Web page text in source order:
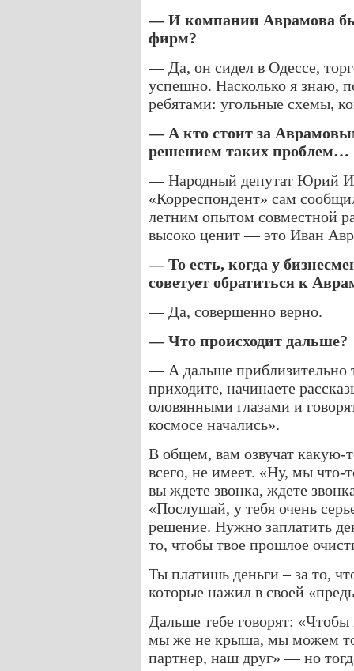
— И компании Аврамова
фирм?
— Да, он сидел в Одессе,
успешно. Насколько я знаю,
ребятами: угольные схемы,
— А кто стоит за
решением таких проблем…
— Народный депутат Юрий
«Корреспондент» сам
летним опытом совместной
высоко ценит — это Иван
— То есть, когда у
советует обратиться к
— Да, совершенно верно.
— Что происходит дальше?
— А дальше приблизительно
приходите, начинаете
оловянными глазами и
космосе начались».
В общем, вам озвучат какую-
всего, не имеет. «Ну, мы
вы ждете звонка, ждете
«Послушай, у тебя очень
решение. Нужно заплатить
то, чтобы твое прошлое
Ты платишь деньги – за то,
которые нажил в своей
Дальше тебе говорят:
мы же не крыша, мы можем
партнер, наш друг» — но